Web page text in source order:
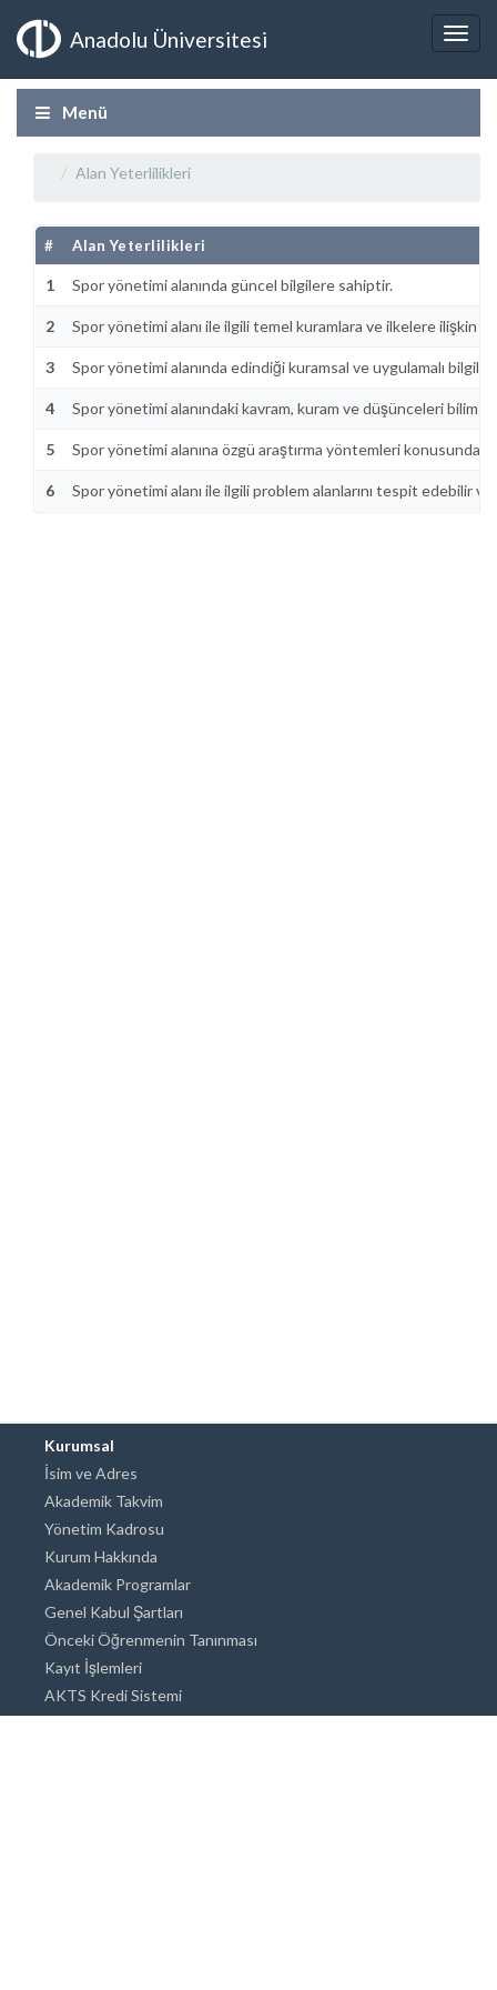
Anadolu Üniversitesi
Menü
Alan Yeterlilikleri
# Alan Yeterlilikleri
1 Spor yönetimi alanında güncel bilgilere sahiptir.
2 Spor yönetimi alanı ile ilgili temel kuramlara ve ilkelere ilişkin
3 Spor yönetimi alanında edindiği kuramsal ve uygulamalı bilgileri
4 Spor yönetimi alanındaki kavram, kuram ve düşünceleri
5 Spor yönetimi alanına özgü araştırma yöntemleri konusunda
6 Spor yönetimi alanı ile ilgili problem alanlarını tespit edebilir
Kurumsal
İsim ve Adres
Akademik Takvim
Yönetim Kadrosu
Kurum Hakkında
Akademik Programlar
Genel Kabul Şartları
Önceki Öğrenmenin Tanınması
Kayıt İşlemleri
AKTS Kredi Sistemi